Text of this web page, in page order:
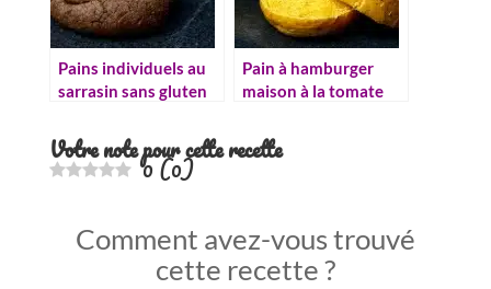
Pains individuels au
sarrasin sans gluten
Pain à hamburger
maison à la tomate
Votre note pour cette recette
0(0)
Comment avez-vous trouvé
cette recette ?